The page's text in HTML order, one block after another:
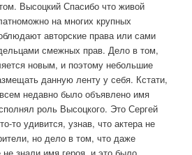
Высоцкий Спасибо что живой
на многих крупных
авторские права или сами
смежных прав. Дело в том,
новым, и поэтому небольшие
данную ленту у себя. Кстати,
недавно было объявлено имя
роль Высоцкого. Это Сергей
то удивится, узнав, что актера не
но дело в том, что даже